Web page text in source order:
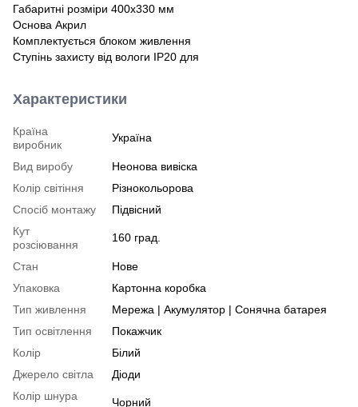
Габаритні розміри 400х330 мм
Основа Акрил
Комплектується блоком живлення
Ступінь захисту від вологи IP20 для
Характеристики
Країна
виробник
Україна
Вид виробу
Неонова вивіска
Колір світіння
Різнокольорова
Спосіб монтажу
Підвісний
Кут
розсіювання
160 град.
Стан
Нове
Упаковка
Картонна коробка
Тип живлення
Мережа | Акумулятор | Сонячна батарея
Тип освітлення
Покажчик
Колір
Білий
Джерело світла
Діоди
Колір шнура
Чорний